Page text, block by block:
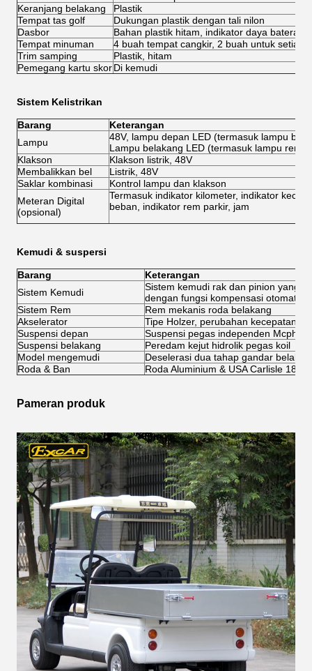
Keranjang belakang
Plastik
Tempat tas golf
Dukungan plastik dengan tali nilon
Dasbor
Bahan plastik hitam, indikator daya baterai,
Tempat minuman
4 buah tempat cangkir, 2 buah untuk setiap
Trim samping
Plastik, hitam
Pemegang kartu skorDi kemudi
Sistem Kelistrikan
Barang
Keterangan
Lampu
48V, lampu depan LED (termasuk lampu
Lampu belakang LED (termasuk lampu rem
Klakson
Klakson listrik, 48V
Membalikkan bel
Listrik, 48V
Saklar kombinasi
Kontrol lampu dan klakson
Meteran Digital
(opsional)
Termasuk indikator kilometer, indikator
beban, indikator rem parkir, jam
Kemudi & suspersi
Barang
Keterangan
Sistem Kemudi
Sistem kemudi rak dan pinion yang
dengan fungsi kompensasi otomatis
Sistem Rem
Rem mekanis roda belakang
Akselerator
Tipe Holzer, perubahan kecepatan
Suspensi depan
Suspensi pegas independen
Suspensi belakang
Peredam kejut hidrolik pegas koil
Model mengemudi
Deselerasi dua tahap gandar
Roda & Ban
Roda Aluminium & USA Carlisle
Pameran produk